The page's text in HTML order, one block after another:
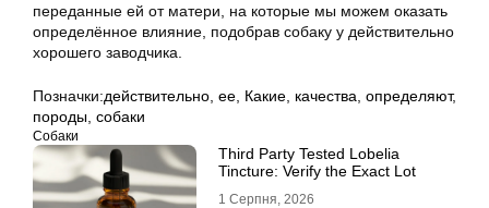
переданные ей от матери, на которые мы можем оказать
определённое влияние, подобрав собаку у действительно
хорошего заводчика.
Позначки:действительно ее Какие качества определяют,
породы собаки
Собаки
Third Party Tested Lobelia
Tincture: Verify the Exact Lot
1 Серпня, 2026